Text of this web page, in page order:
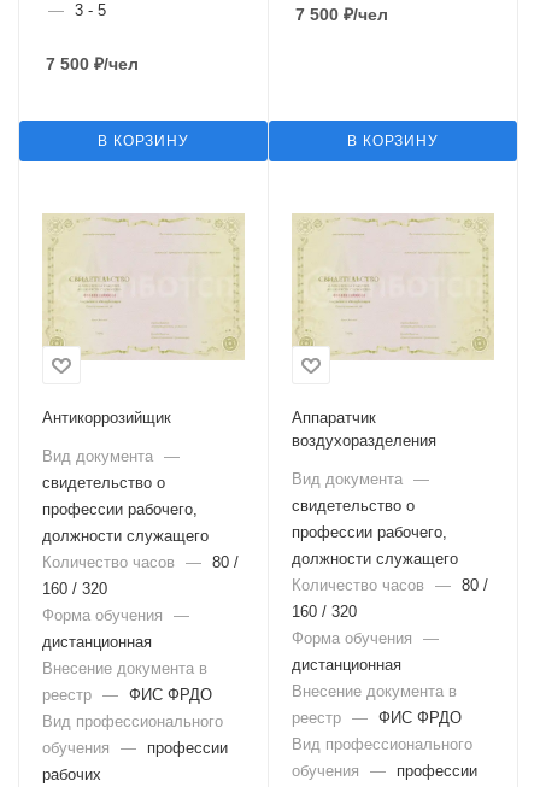
— 3 - 5
7 500 ₽/чел
В КОРЗИНУ
7 500 ₽/чел
В КОРЗИНУ
Антикоррозийщик
Вид документа —
свидетельство о
профессии рабочего,
должности служащего
Количество часов
— 80 /
160 / 320
Форма обучения
—
дистанционная
Внесение документа в
реестр — ФИС ФРДО
Вид профессионального
обучения
—
профессии
рабочих
Аппаратчик
воздухоразделения
Вид документа —
свидетельство о
профессии рабочего,
должности служащего
Количество часов
— 80 /
160 / 320
Форма обучения
—
дистанционная
Внесение документа в
реестр — ФИС ФРДО
Вид профессионального
обучения
—
профессии